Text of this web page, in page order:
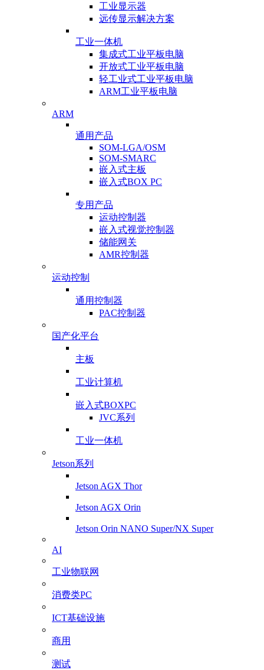
工业显示器
远传显示解决方案
工业一体机
集成式工业平板电脑
开放式工业平板电脑
轻工业式工业平板电脑
ARM工业平板电脑
ARM
通用产品
SOM-LGA/OSM
SOM-SMARC
嵌入式主板
嵌入式BOX PC
专用产品
运动控制器
嵌入式视觉控制器
储能网关
AMR控制器
运动控制
通用控制器
PAC控制器
国产化平台
主板
工业计算机
嵌入式BOXPC
JVC系列
工业一体机
Jetson系列
Jetson AGX Thor
Jetson AGX Orin
Jetson Orin NANO Super/NX Super
AI
工业物联网
消费类PC
ICT基础设施
商用
测试